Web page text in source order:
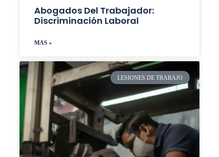
Abogados Del Trabajador:
Discriminación Laboral
MAS »
LESIONES DE TRABAJO